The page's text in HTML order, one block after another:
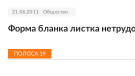
21.06.2011 Общество
Форма бланка листка
ПОЛОСА 19